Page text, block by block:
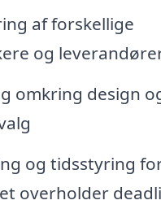
af forskellige
og
omkring design
og tidsstyring
overholder